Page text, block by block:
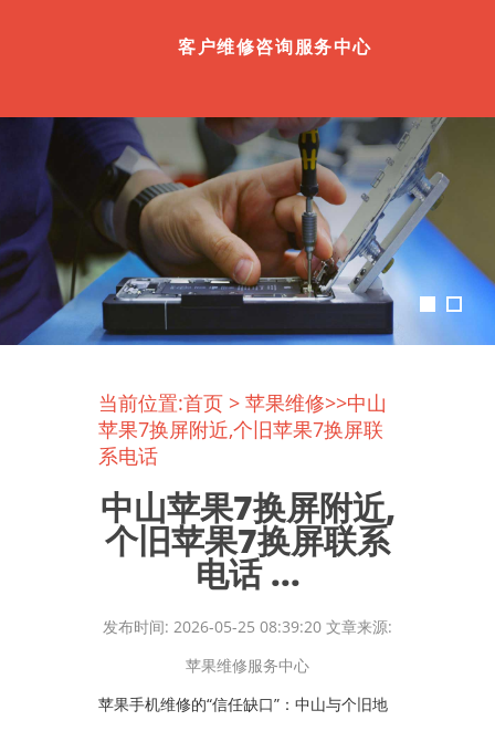
客户维修咨询服务中心
当前位置:首页 > 苹果维修>>中山
苹果7换屏附近,个旧苹果7换屏联
系电话
中山苹果7换屏附近,
个旧苹果7换屏联系
电话 ...
发布时间: 2026-05-25 08:39:20 文章来源:
苹果维修服务中心
苹果手机维修的“信任缺口”：中山与个旧地